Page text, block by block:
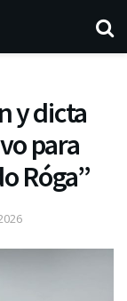
y dicta
para
Róga”